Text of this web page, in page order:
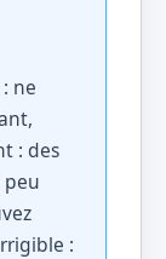
ne
: des
peu
: